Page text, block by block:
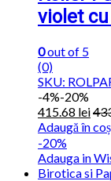
violet
0out of 5
(0)
SKU:
-4%-20%
415.68 lei
Adaugă în coș
-20%
Adauga in
Birotica si